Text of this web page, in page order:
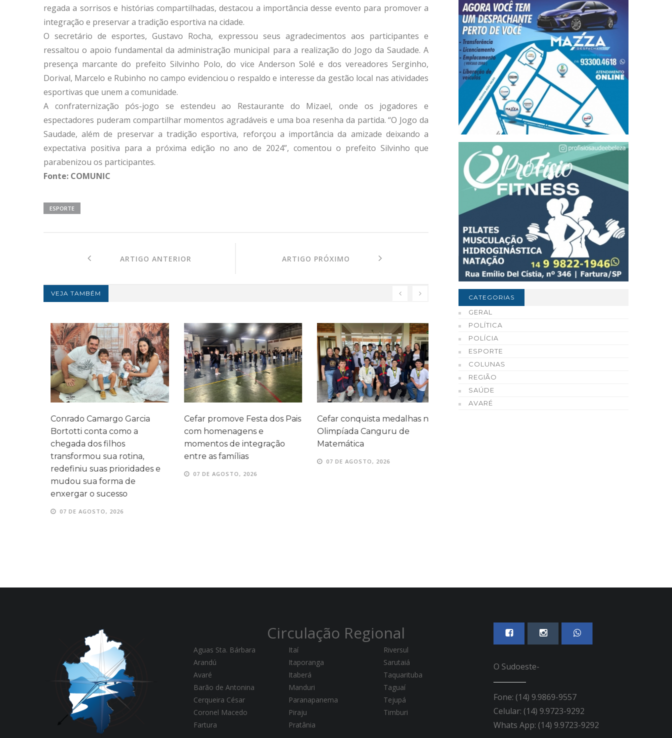
regada a sorrisos e histórias compartilhadas, destacou a importância desse evento para promover a
integração e preservar a tradição esportiva na cidade.
O secretário de esportes, Gustavo Rocha, expressou seus agradecimentos aos participantes e
ressaltou o apoio fundamental da administração municipal para a realização do Jogo da Saudade. A
presença marcante do prefeito Silvinho Polo, do vice Anderson Solé e dos vereadores Serginho,
Dorival, Marcelo e Rubinho no campo evidenciou o respaldo e interesse da gestão local nas atividades
esportivas que unem a comunidade.
A confraternização pós-jogo se estendeu ao Restaurante do Mizael, onde os jogadores e
espectadores puderam compartilhar momentos agradáveis e uma boa resenha da partida. “O Jogo da
Saudade, além de preservar a tradição esportiva, reforçou a importância da amizade deixando a
expectativa positiva para a próxima edição no ano de 2024”, comentou o prefeito Silvinho que
parabenizou os participantes.
Fonte: COMUNIC
ESPORTE
ARTIGO ANTERIOR ARTIGO PRÓXIMO
VEJA TAMBÉM
Conrado Camargo Garcia
Bortotti conta como a
chegada dos filhos
transformou sua rotina,
redefiniu suas prioridades e
mudou sua forma de
enxergar o sucesso
07 DE AGOSTO, 2026
Cefar promove Festa dos Pais
com homenagens e
momentos de integração
entre as famílias
07 DE AGOSTO, 2026
Cefar conquista medalhas na
Olimpíada Canguru de
Matemática
07 DE AGOSTO, 2026
CATEGORIAS
GERAL
POLÍTICA
POLÍCIA
ESPORTE
COLUNAS
REGIÃO
SAÚDE
AVARÉ
Circulação Regional
Aguas Sta. Bárbara
Arandú
Avaré
Barão de Antonina
Cerqueira César
Coronel Macedo
Fartura
Itaí
Itaporanga
Itaberá
Manduri
Paranapanema
Piraju
Pratânia
Riversul
Sarutaiá
Taquarituba
Taguaí
Tejupá
Timburi
O Sudoeste-
Fone: (14) 9.9869-9557
Celular: (14) 9.9723-9292
Whats App: (14) 9.9723-9292